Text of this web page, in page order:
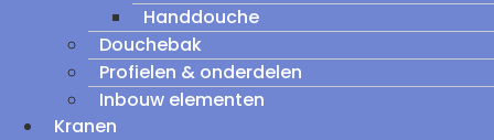
Handdouche
Douchebak
Profielen & onderdelen
Inbouw elementen
Kranen